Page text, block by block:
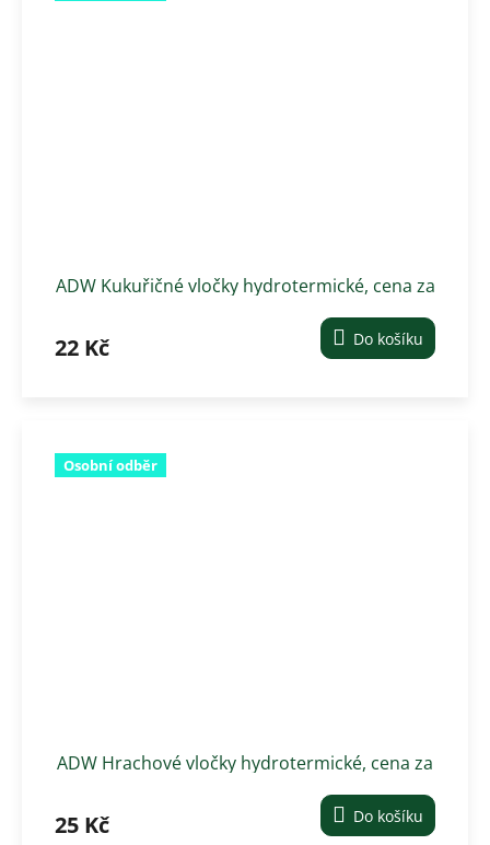
ADW Kukuřičné vločky hydrotermické, cena za
22 Kč Do košíku
Osobní odběr
ADW Hrachové vločky hydrotermické, cena za
25 Kč Do košíku